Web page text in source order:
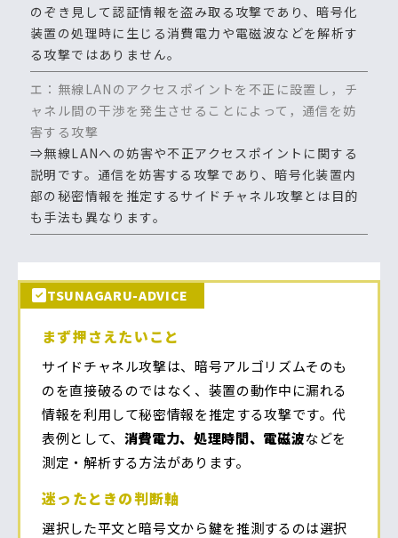
のぞき見して認証情報を盗み取る攻撃であり、暗号化
装置の処理時に生じる消費電力や電磁波などを解析す
る攻撃ではありません。
エ：無線LANのアクセスポイントを不正に設置し，チ
ャネル間の干渉を発生させることによって，通信を妨
害する攻撃
⇒無線LANへの妨害や不正アクセスポイントに関する
説明です。通信を妨害する攻撃であり、暗号化装置内
部の秘密情報を推定するサイドチャネル攻撃とは目的
も手法も異なります。
TSUNAGARU-ADVICE
まず押さえたいこと
サイドチャネル攻撃は、暗号アルゴリズムそのも
のを直接破るのではなく、装置の動作中に漏れる
情報を利用して秘密情報を推定する攻撃です。代
表例として、 消費電力、処理時間、電磁波などを
測定・解析する方法があります。
迷ったときの判断軸
選択した平文と暗号文から鍵を推測するのは選択